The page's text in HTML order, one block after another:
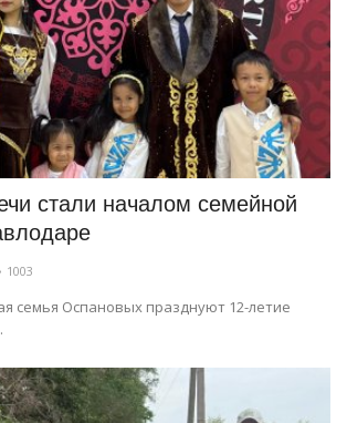
стали началом семейной
1003
семья Оспановых празднуют 12-летие